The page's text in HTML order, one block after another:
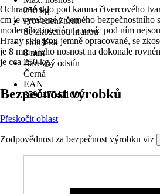
250 kg
Provedení hran
Se zkosenou hranou
Tloušťka
8 mm
Barevný odstín
Černá
EAN
8590475411606
Ochranné sklo pod kamna čtvercového
cm je vyrobené z černého bezpečnostního
moderního interiéru a navíc pod ním
Hrany skla jsou jemně opracované, se
je 8 mm a jeho nosnost na dokonale
je cca 250 kg.
Bezpečnost výrobků
Přeskočit oblast
Zodpovědnost za bezpečnost výrobku viz